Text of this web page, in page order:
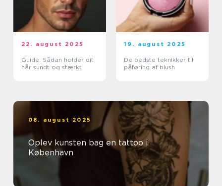
22. august 2025
Guide: Sådan holder dit
hår sundt og stærkt
19. august 2025
De bedste teknikker til
påføring af blush
08. august 2025
Oplev kunsten bag en tattoo i
København